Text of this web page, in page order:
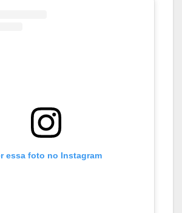
essa foto no Instagram